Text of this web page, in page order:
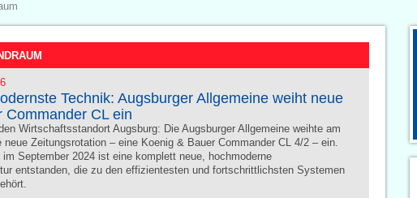
Technik: Augsburger Allgemeine weiht neue
Commander CL ein
Wirtschaftsstandort Augsburg: Die Augsburger Allgemeine weihte am
neue Zeitungsrotation – eine Koenig & Bauer Commander CL 4/2 – ein.
September 2024 ist eine komplett neue, hochmoderne
entstanden, die zu den effizientesten und fortschrittlichsten Systemen